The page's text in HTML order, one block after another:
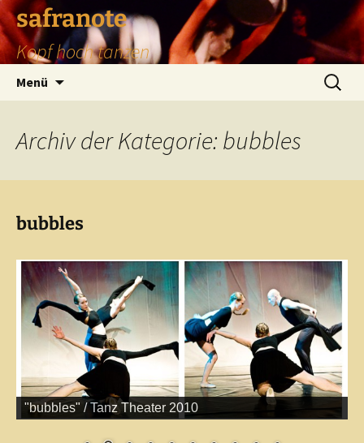
safranote
Kopf hoch tanzen
Menü
Suchen
nach:
Archiv der Kategorie: bubbles
bubbles
"bubbles" / Tanz Theater 2010